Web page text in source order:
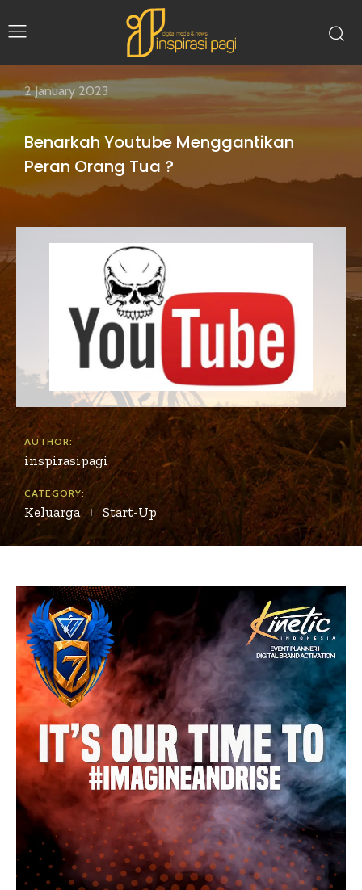
Benarkah Youtube Menggantikan
Peran Orang Tua ?
2 January 2023
AUTHOR:
inspirasipagi
CATEGORY:
Keluarga Start-Up